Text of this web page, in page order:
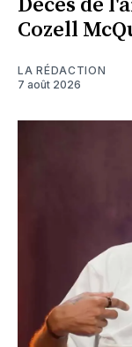
Décès de
Cozell
LA RÉDACTION
7 août 2026